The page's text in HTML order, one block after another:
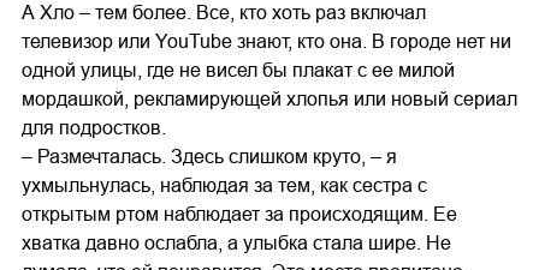
А Хло – тем более. Все, кто хоть раз включал
телевизор или YouTube знают, кто она. В городе нет ни
одной улицы, где не висел бы плакат с ее милой
мордашкой, рекламирующей хлопья или новый сериал
для подростков.
– Размечталась. Здесь слишком круто, – я
ухмыльнулась, наблюдая за тем, как сестра с
открытым ртом наблюдает за происходящим. Ее
хватка давно ослабла, а улыбка стала шире. Не